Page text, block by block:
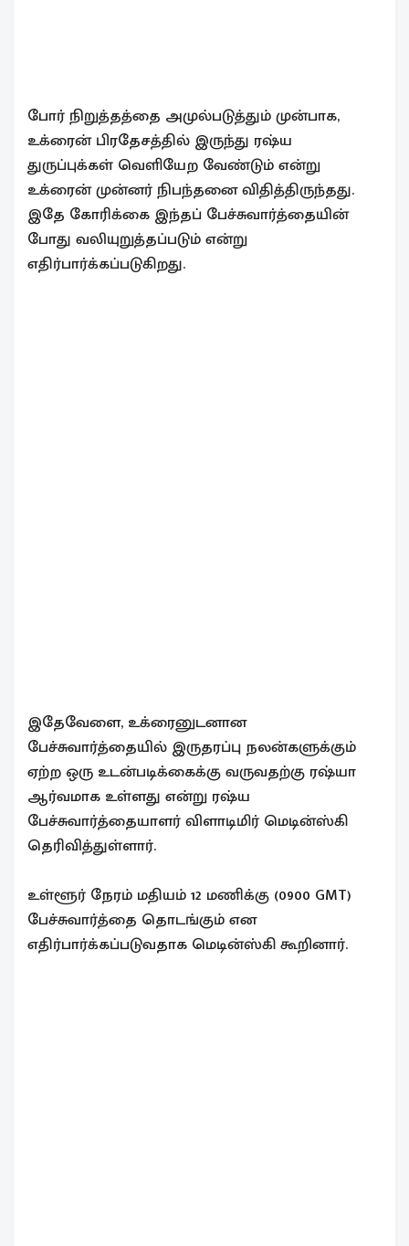
போர் நிறுத்தத்தை அமுல்படுத்தும் முன்பாக,
உக்ரைன் பிரதேசத்தில் இருந்து ரஷ்ய
துருப்புக்கள் வெளியேற வேண்டும் என்று
உக்ரைன் முன்னர் நிபந்தனை விதித்திருந்தது.
இதே கோரிக்கை இந்தப் பேச்சுவார்த்தையின்
போது வலியுறுத்தப்படும் என்று
எதிர்பார்க்கப்படுகிறது.
இதேவேளை, உக்ரைனுடனான
பேச்சுவார்த்தையில் இருதரப்பு நலன்களுக்கும்
ஏற்ற ஒரு உடன்படிக்கைக்கு வருவதற்கு ரஷ்யா
ஆர்வமாக உள்ளது என்று ரஷ்ய
பேச்சுவார்த்தையாளர் விளாடிமிர் மெடின்ஸ்கி
தெரிவித்துள்ளார்.
உள்ளூர் நேரம் மதியம் 12 மணிக்கு (0900 GMT)
பேச்சுவார்த்தை தொடங்கும் என
எதிர்பார்க்கப்படுவதாக மெடின்ஸ்கி கூறினார்.